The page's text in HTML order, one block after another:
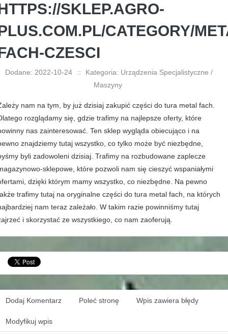
SKLEP.AGRO-
CATEGORY/
CZESCI
Dodane: 2022-10-24 ::
Kategoria: Urządzenia Specjalistyczne /
Maszyny
nam na tym, by już dzisiaj zakupić części do tura metal fach.
rozglądamy się, gdzie trafimy na najlepsze oferty, które
nas zainteresować. Ten sklep wygląda obiecująco i na
znajdziemy tutaj wszystko, co tylko może być niezbędne,
byli zadowoleni dzisiaj. Trafimy na rozbudowane zaplecze
sklepowe, które pozwoli nam się cieszyć wspaniałymi
dzięki którym mamy wszystko, co niezbędne. Na pewno
trafimy tutaj na oryginalne części do tura metal fach, na których
nam teraz zależało. W takim razie powinniśmy tutaj
i skorzystać ze wszystkiego, co nam zaoferują.
Dodaj Komentarz Poleć stronę Wpis zawiera błędy
Modyfikuj wpis